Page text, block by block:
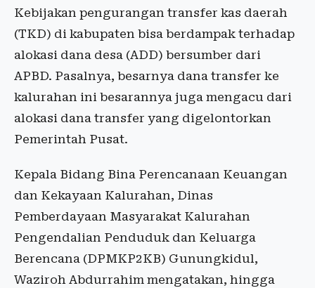
Kebijakan pengurangan transfer kas daerah
(TKD) di kabupaten bisa berdampak terhadap
alokasi dana desa (ADD) bersumber dari
APBD. Pasalnya, besarnya dana transfer ke
kalurahan ini besarannya juga mengacu dari
alokasi dana transfer yang digelontorkan
Pemerintah Pusat.
Kepala Bidang Bina Perencanaan Keuangan
dan Kekayaan Kalurahan, Dinas
Pemberdayaan Masyarakat Kalurahan
Pengendalian Penduduk dan Keluarga
Berencana (DPMKP2KB) Gunungkidul,
Waziroh Abdurrahim mengatakan, hingga